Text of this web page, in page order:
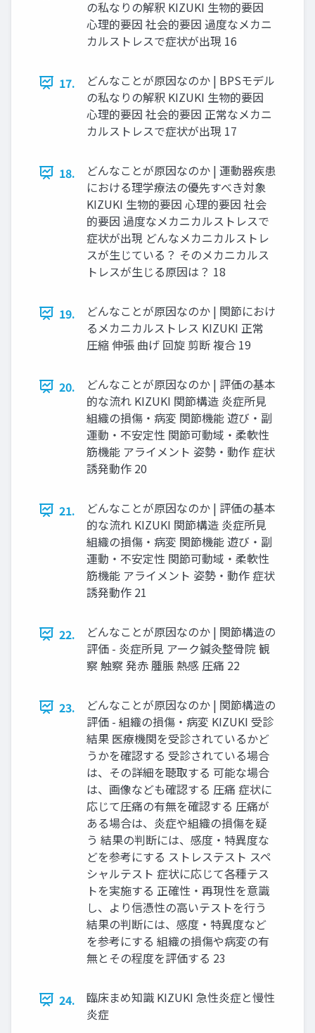
の私なりの解釈 KIZUKI 生物的要因
心理的要因 社会的要因 過度なメカニ
カルストレスで症状が出現 16
17.
どんなことが原因なのか | BPSモデル
の私なりの解釈 KIZUKI 生物的要因
心理的要因 社会的要因 正常なメカニ
カルストレスで症状が出現 17
18.
どんなことが原因なのか | 運動器疾患
における理学療法の優先すべき対象
KIZUKI 生物的要因 心理的要因 社会
的要因 過度なメカニカルストレスで
症状が出現 どんなメカニカルストレ
スが生じている？ そのメカニカルス
トレスが生じる原因は？ 18
19.
どんなことが原因なのか | 関節におけ
るメカニカルストレス KIZUKI 正常
圧縮 伸張 曲げ 回旋 剪断 複合 19
20.
どんなことが原因なのか | 評価の基本
的な流れ KIZUKI 関節構造 炎症所見
組織の損傷・病変 関節機能 遊び・副
運動・不安定性 関節可動域・柔軟性
筋機能 アライメント 姿勢・動作 症状
誘発動作 20
21.
どんなことが原因なのか | 評価の基本
的な流れ KIZUKI 関節構造 炎症所見
組織の損傷・病変 関節機能 遊び・副
運動・不安定性 関節可動域・柔軟性
筋機能 アライメント 姿勢・動作 症状
誘発動作 21
22.
どんなことが原因なのか | 関節構造の
評価 - 炎症所見 アーク鍼灸整骨院 観
察 触察 発赤 腫脹 熱感 圧痛 22
23.
どんなことが原因なのか | 関節構造の
評価 - 組織の損傷・病変 KIZUKI 受診
結果 医療機関を受診されているかど
うかを確認する 受診されている場合
は、その詳細を聴取する 可能な場合
は、画像なども確認する 圧痛 症状に
応じて圧痛の有無を確認する 圧痛が
ある場合は、炎症や組織の損傷を疑
う 結果の判断には、感度・特異度な
どを参考にする ストレステスト スペ
シャルテスト 症状に応じて各種テス
トを実施する 正確性・再現性を意識
し、より信憑性の高いテストを行う
結果の判断には、感度・特異度など
を参考にする 組織の損傷や病変の有
無とその程度を評価する 23
24.
臨床まめ知識 KIZUKI 急性炎症と慢性
炎症